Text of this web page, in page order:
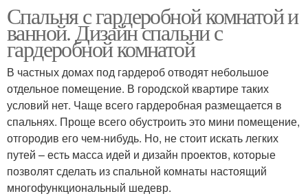
Спальня с гардеробной комнатой и
ванной. Дизайн спальни с
гардеробной комнатой
В частных домах под гардероб отводят небольшое
отдельное помещение. В городской квартире таких
условий нет. Чаще всего гардеробная размещается в
спальнях. Проще всего обустроить это мини помещение,
отгородив его чем-нибудь. Но, не стоит искать легких
путей – есть масса идей и дизайн проектов, которые
позволят сделать из спальной комнаты настоящий
многофункциональный шедевр.